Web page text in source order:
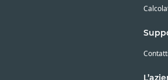
Contatti